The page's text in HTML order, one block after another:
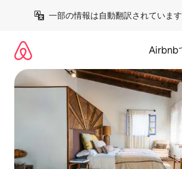
一部の情報は自動翻訳されています
Airbnb